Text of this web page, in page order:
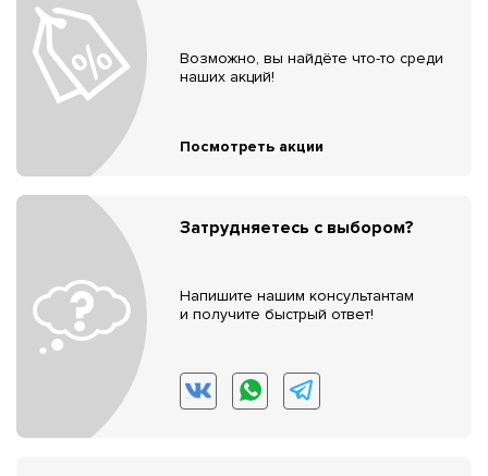
Возможно, вы найдёте что-то среди
наших акций!
Посмотреть акции
Затрудняетесь с выбором?
Напишите нашим консультантам
и получите быстрый ответ!